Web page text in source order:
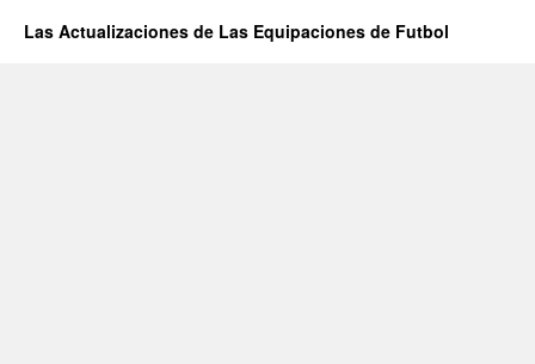
Las Actualizaciones de Las Equipaciones de Futbol